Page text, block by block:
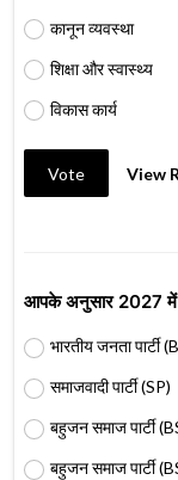
कानून व्यवस्था
शिक्षा और स्वास्थ्य
विकास कार्य
Vote View
आपके अनुसार 2027 में
भारतीय जनता पार्टी
समाजवादी पार्टी (SP)
बहुजन समाज पार्टी
बहुजन समाज पार्टी